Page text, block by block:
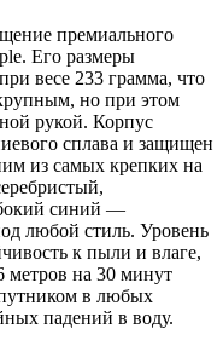
премиального
Его размеры
весе 233 грамма, что
но при этом
рукой. Корпус
сплава и защищен
из самых крепких на
синий —
любой стиль. Уровень
к пыли и влаге,
метров на 30 минут
в любых
падений в воду.